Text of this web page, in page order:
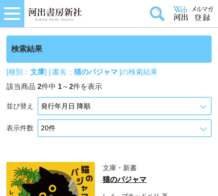
検索結果
[種別：文庫] [ 書名：猫のパジャマ]の検索結果
該当商品2件中 1～2件を表示
並び替え
表示件数
文庫・新書
猫のパジャマ